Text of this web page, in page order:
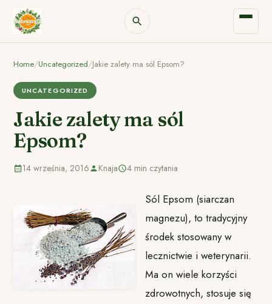
Home/Uncategorized/Jakie zalety ma sól Epsom?
UNCATEGORIZED
Jakie zalety ma sól
Epsom?
14 września, 2016 Knaja 4 min czytania
Sól Epsom (siarczan
magnezu), to tradycyjny
środek stosowany w
lecznictwie i weterynarii.
Ma on wiele korzyści
zdrowotnych, stosuje się